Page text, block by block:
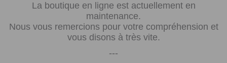
La boutique en ligne est actuellement en
maintenance.
Nous vous remercions pour votre compréhension et
vous disons à très vite.
---